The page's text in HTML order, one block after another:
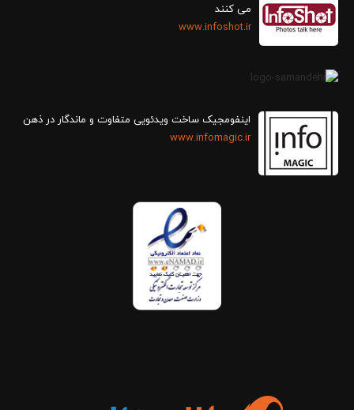
می کنند
www.infoshot.ir
اینفومجیک ساخت ویدئویی متفاوت و ماندگار در ذهن
www.infomagic.ir